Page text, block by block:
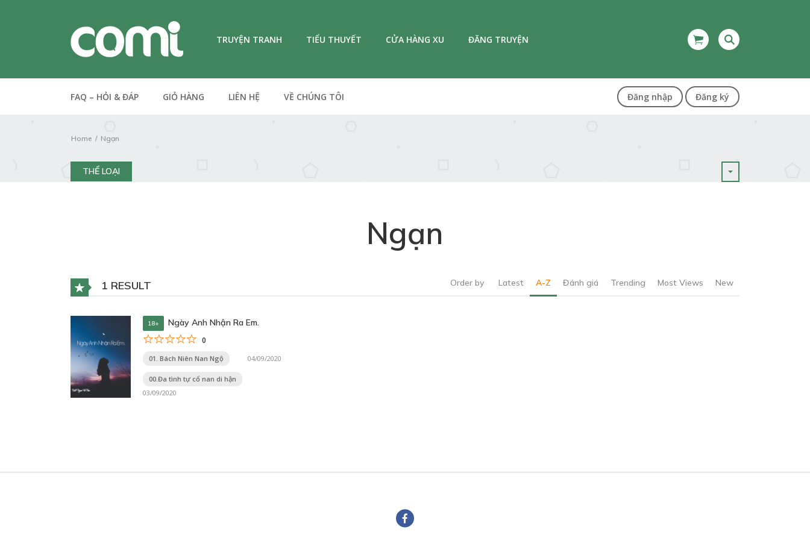
TRUYỆN TRANH TIỂU THUYẾT CỬA HÀNG XU ĐĂNG TRUYỆN
FAQ – HỎI & ĐÁP GIỎ HÀNG LIÊN HỆ VỀ CHÚNG TÔI Đăng nhập Đăng ký
Home Ngạn
THỂ LOẠI
Ngạn
1 RESULT Order by Latest A-Z Đánh giá Trending Most Views New
18+ Ngày Anh Nhận Ra Em.
0
01. Bách Niên Nan Ngộ 04/09/2020
00.Đa tình tự cổ nan di hận
03/09/2020